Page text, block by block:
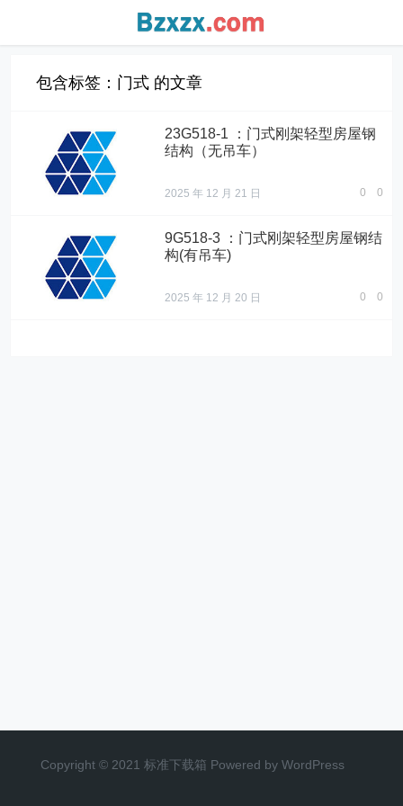
包含标签：门式 的文章
23G518-1 ：门式刚架轻型房屋钢
结构（无吊车）
2025 年 12 月 21 日 0 0
9G518-3 ：门式刚架轻型房屋钢结
构(有吊车)
2025 年 12 月 20 日 0 0
Copyright © 2021 标准下载箱 Powered by WordPress